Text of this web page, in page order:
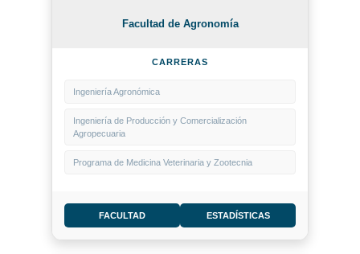
Facultad de Agronomía
CARRERAS
Ingeniería Agronómica
Ingeniería de Producción y Comercialización
Agropecuaria
Programa de Medicina Veterinaria y Zootecnia
FACULTAD ESTADÍSTICAS